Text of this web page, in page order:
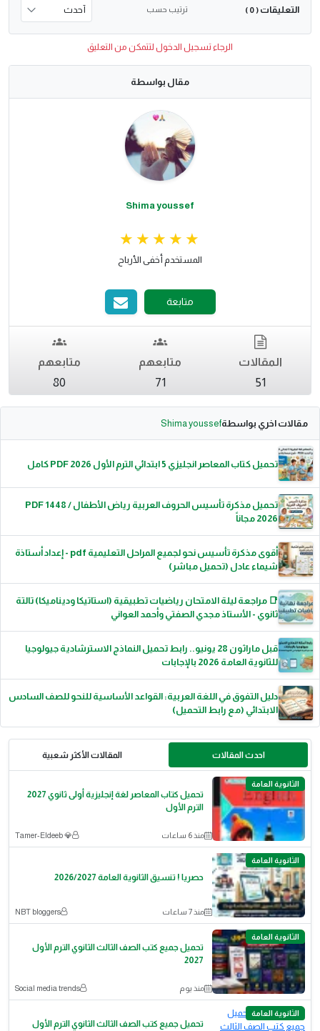
التعليقات ( 0 ) ترتيب حسب
الرجاء تسجيل الدخول لتتمكن من التعليق
مقال بواسطة
Shima youssef
المستخدم أخفى الأرباح
متابعة
المقالات
51
متابعهم
71
متابعهم
80
مقالات اخري بواسطةShima youssef
تحميل كتاب المعاصر انجليزي 5 ابتدائي الترم الأول 2026 PDF كامل
تحميل مذكرة تأسيس الحروف العربية رياض الأطفال PDF 1448 /
2026 مجاناً
أقوى مذكرة تأسيس نحو لجميع المراحل التعليمية pdf - إعداد أستاذة
شيماء عادل (تحميل مباشر)
📑 مراجعة ليلة الامتحان رياضيات تطبيقية (استاتيكا وديناميكا) تالتة
ثانوي - الأستاذ مجدي الصفتي وأحمد العواني
قبل ماراثون 28 يونيو.. رابط تحميل النماذج الاسترشادية جيولوجيا
للثانوية العامة 2026 بالإجابات
دليل التفوق في اللغة العربية: القواعد الأساسية للنحو للصف السادس
الابتدائي (مع رابط التحميل)
احدث المقالات المقالات الأكثر شعبية
الثانوية العامة
تحميل كتاب المعاصر لغة إنجليزية أولى ثانوي 2027
الترم الأول
منذ 6 ساعات 💎 Tamer-Eldeeb
الثانوية العامة
حصريا ! تنسيق الثانوية العامة 2026/2027
منذ 7 ساعات NBT bloggers
الثانوية العامة
تحميل جميع كتب الصف الثالث الثانوي الترم الأول
2027
منذ يوم Social media trends
الثانوية العامة
تحميل جميع كتب الصف الثالث الثانوي الترم الأول